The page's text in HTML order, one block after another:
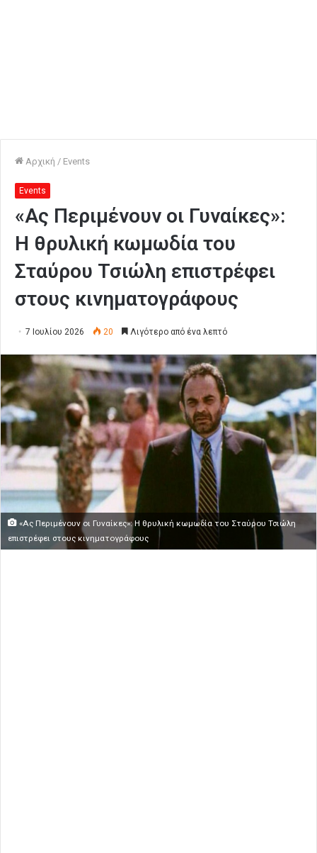
Αρχική / Events
Events
«Ας Περιμένουν οι Γυναίκες»:
Η θρυλική κωμωδία του
Σταύρου Τσιώλη επιστρέφει
στους κινηματογράφους
7 Ιουλίου 2026 20 Λιγότερο από ένα λεπτό
«Ας Περιμένουν οι Γυναίκες»: Η θρυλική κωμωδία του Σταύρου Τσιώλη
επιστρέφει στους κινηματογράφους